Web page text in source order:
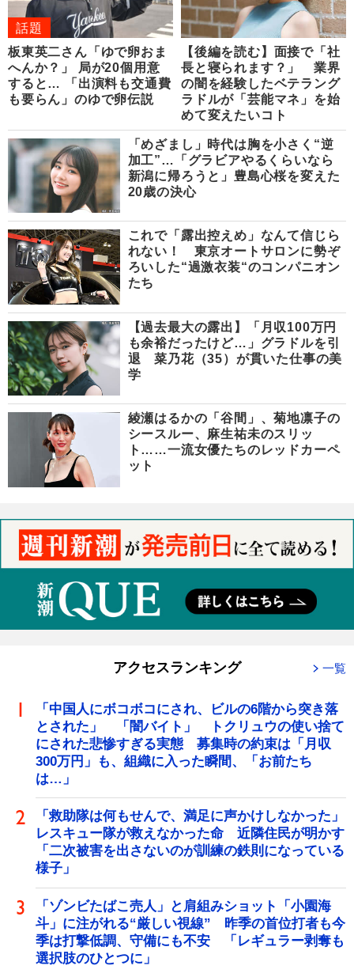
話題
板東英二さん「ゆで卵おま
へんか？」 局が20個用意
すると… 「出演料も交通費
も要らん」のゆで卵伝説
【後編を読む】面接で「社
長と寝られます？」 業界
の闇を経験したベテラング
ラドルが「芸能マネ」を始
めて変えたいコト
「めざまし」時代は胸を小さく“逆
加工”…「グラビアやるくらいなら
新潟に帰ろうと」豊島心桜を変えた
20歳の決心
これで「露出控えめ」なんて信じら
れない！ 東京オートサロンに勢ぞ
ろいした“過激衣装“のコンパニオン
たち
【過去最大の露出】「月収100万円
も余裕だったけど…」グラドルを引
退 菜乃花（35）が貫いた仕事の美
学
綾瀬はるかの「谷間」、菊地凛子の
シースルー、麻生祐未のスリッ
ト……一流女優たちのレッドカーペ
ット
アクセスランキング 一覧
「中国人にボコボコにされ、ビルの6階から突き落
とされた」 「闇バイト」 トクリュウの使い捨て
にされた悲惨すぎる実態 募集時の約束は「月収
300万円」も、組織に入った瞬間、「お前たち
は…」
「救助隊は何もせんで、満足に声かけしなかった」
レスキュー隊が救えなかった命 近隣住民が明かす
「二次被害を出さないのが訓練の鉄則になっている
様子」
「ゾンビたばこ売人」と肩組みショット「小園海
斗」に注がれる“厳しい視線” 昨季の首位打者も今
季は打撃低調、守備にも不安 「レギュラー剥奪も
選択肢のひとつに」